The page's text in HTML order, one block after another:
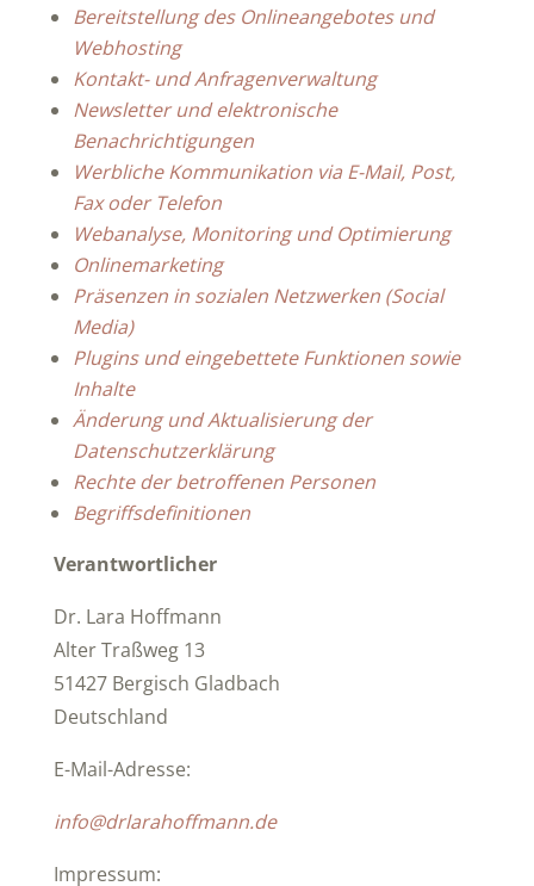
Bereitstellung des Onlineangebotes und
Webhosting
Kontakt- und Anfragenverwaltung
Newsletter und elektronische
Benachrichtigungen
Werbliche Kommunikation via E-Mail, Post,
Fax oder Telefon
Webanalyse, Monitoring und Optimierung
Onlinemarketing
Präsenzen in sozialen Netzwerken (Social
Media)
Plugins und eingebettete Funktionen sowie
Inhalte
Änderung und Aktualisierung der
Datenschutzerklärung
Rechte der betroffenen Personen
Begriffsdefinitionen
Verantwortlicher
Dr. Lara Hoffmann
Alter Traßweg 13
51427 Bergisch Gladbach
Deutschland
E-Mail-Adresse:
info@drlarahoffmann.de
Impressum: